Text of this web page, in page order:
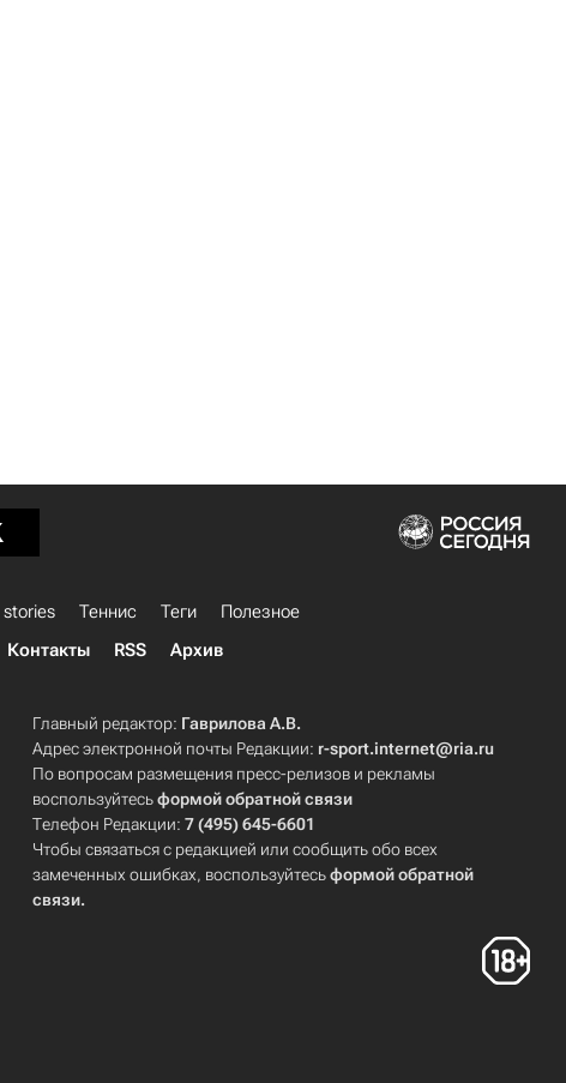
Теннис Теги
Полезное
Контакты RSS Архив
Главный редактор: Гаврилова А.В.
Адрес электронной почты Редакции: r-sport.internet@ria.ru
По вопросам размещения пресс-релизов и рекламы
воспользуйтесьформой обратной связи
Телефон Редакции:7 (495) 645-6601
Чтобы связаться с редакцией или сообщить обо всех
замеченных ошибках, воспользуйтесьформой обратной
связи.